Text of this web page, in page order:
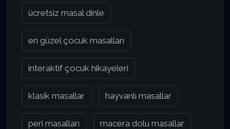
ücretsiz masal dinle
en güzel çocuk masalları
interaktif çocuk hikayeleri
klasik masallar hayvanlı masallar
peri masalları macera dolu masallar